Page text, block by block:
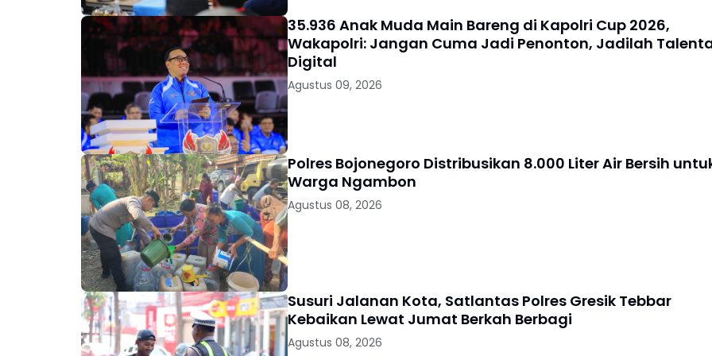
35.936 Anak Muda Main Bareng di Kapolri Cup 2026,
Wakapolri: Jangan Cuma Jadi Penonton, Jadilah
Digital
Agustus 09, 2026
Polres Bojonegoro Distribusikan 8.000 Liter Air Bersih
Warga Ngambon
Agustus 08, 2026
Susuri Jalanan Kota, Satlantas Polres Gresik Tebbar
Kebaikan Lewat Jumat Berkah Berbagi
Agustus 08, 2026